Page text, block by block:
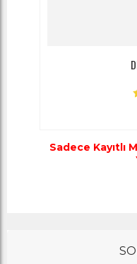
Sadece Kayıtlı